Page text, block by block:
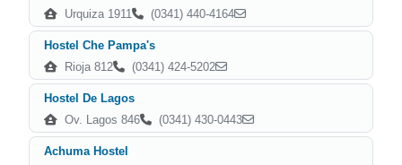
Urquiza 1911
(0341) 440-4164
Hostel Che Pampa's
Rioja 812
(0341) 424-5202
Hostel De Lagos
Ov. Lagos 846
(0341) 430-0443
Achuma Hostel